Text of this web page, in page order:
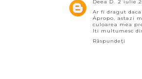
Deea D. 2 iulie
Ar fi dragut
Apropo, astazi
culoarea mea
Iti multumesc
Răspundeți